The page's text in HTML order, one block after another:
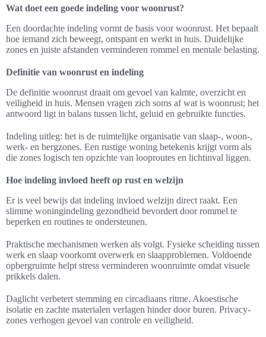
Wat doet een goede indeling voor woonrust?
Een doordachte indeling vormt de basis voor woonrust. Het bepaalt
hoe iemand zich beweegt, ontspant en werkt in huis. Duidelijke
zones en juiste afstanden verminderen rommel en mentale belasting.
Definitie van woonrust en indeling
De definitie woonrust draait om gevoel van kalmte, overzicht en
veiligheid in huis. Mensen vragen zich soms af wat is woonrust; het
antwoord ligt in balans tussen licht, geluid en gebruikte functies.
Indeling uitleg: het is de ruimtelijke organisatie van slaap-, woon-,
werk- en bergzones. Een rustige woning betekenis krijgt vorm als
die zones logisch ten opzichte van looproutes en lichtinval liggen.
Hoe indeling invloed heeft op rust en welzijn
Er is veel bewijs dat indeling invloed welzijn direct raakt. Een
slimme woningindeling gezondheid bevordert door rommel te
beperken en routines te ondersteunen.
Praktische mechanismen werken als volgt. Fysieke scheiding tussen
werk en slaap voorkomt overwerk en slaapproblemen. Voldoende
opbergruimte helpt stress verminderen woonruimte omdat visuele
prikkels dalen.
Daglicht verbetert stemming en circadiaans ritme. Akoestische
isolatie en zachte materialen verlagen hinder door buren. Privacy-
zones verhogen gevoel van controle en veiligheid.